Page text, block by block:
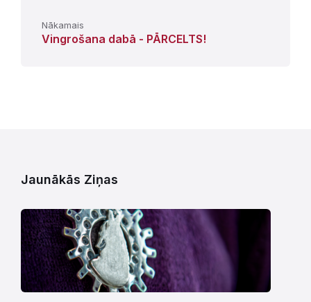
Nākamais
Vingrošana dabā - PĀRCELTS!
Jaunākās Ziņas